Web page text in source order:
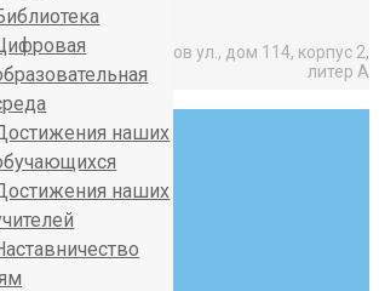
Горелово, Коммунаров ул., дом 114, корпус 2,
литер А
31
наших
наших